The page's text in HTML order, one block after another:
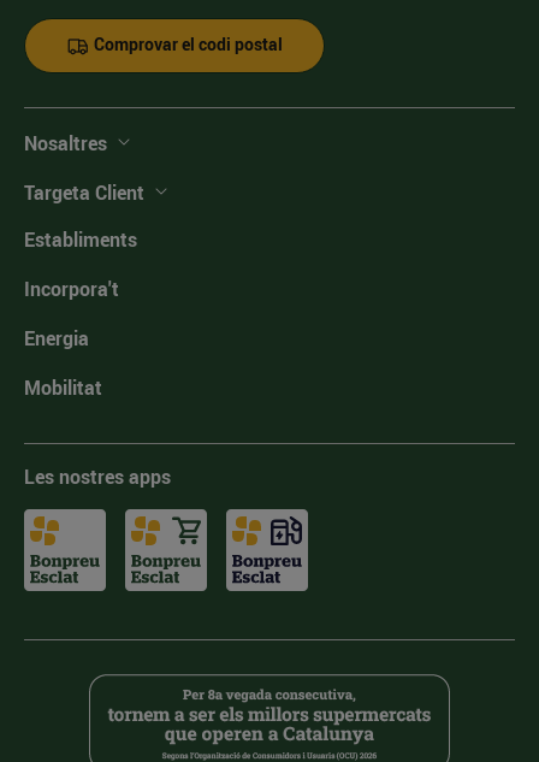
Comprovar el codi postal
Nosaltres
Targeta Client
Establiments
Incorpora't
Energia
Mobilitat
Les nostres apps